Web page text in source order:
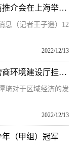
天天消息！海南环岛旅游公路及驿站招商推介会在上海举办 国内头部文旅企业看好驿站建设合作前景
息（记者王子遥）12
2022/12/13
【全球时快讯】海南各类市场主体热议营商环境建设厅挂牌：对自贸港营商环境建设信心十足
琦对于区域经济的发
2022/12/13
（甲组）冠军